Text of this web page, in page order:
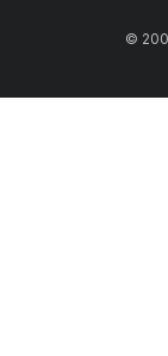
©